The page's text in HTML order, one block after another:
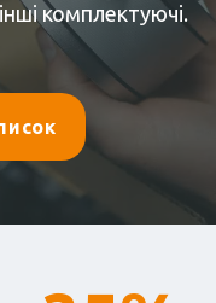
комплектуючі.